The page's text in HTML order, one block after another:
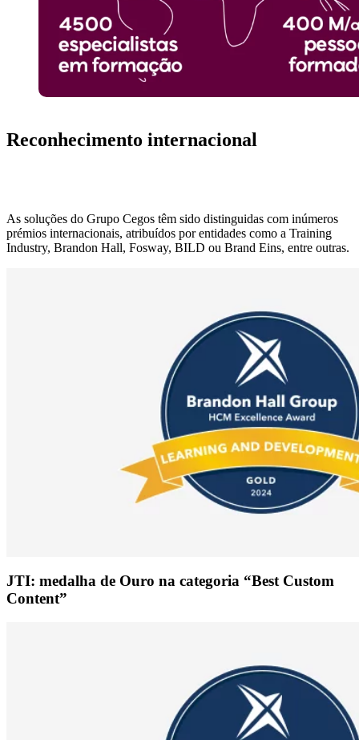
Reconhecimento internacional
As soluções do Grupo Cegos têm sido distinguidas com inúmeros
prémios internacionais, atribuídos por entidades como a Training
Industry, Brandon Hall, Fosway, BILD ou Brand Eins, entre outras.
JTI: medalha de Ouro na categoria “Best Custom
Content”